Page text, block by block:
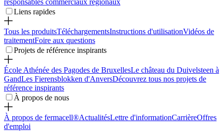
responsables commerciaux régionaux
Liens rapides
Tous les produitsTéléchargementsInstructions d'utilisationVidéos de
traitementFoire aux questions
Projets de référence inspirants
École Athénée des Pagodes de BruxellesLe château du Duivelsteen à
GandLes Fierensblokken d'AnversDécouvrez tous nos projets de
référence inspirants
À propos de nous
À propos de fermacell®ActualitésLettre d'informationCarrièreOffres
d'emploi